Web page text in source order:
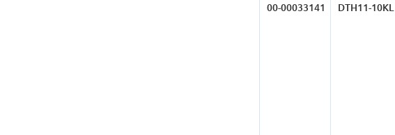
00-00033141 DTH11-10KL